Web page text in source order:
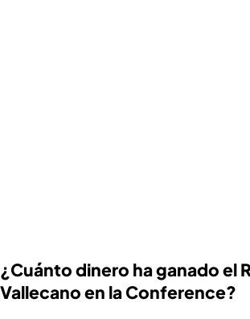
¿Cuánto dinero ha ganado el
Vallecano en la Conference?